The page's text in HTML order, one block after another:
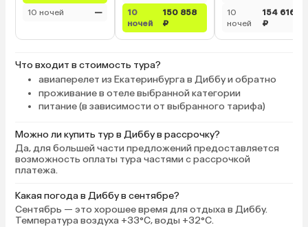
10 ночей
—
10
ночей
150 858
₽
10
ночей
154 616
₽
Что входит в стоимость тура?
авиаперелет из Екатеринбурга в Диббу и обратно
проживание в отеле выбранной категории
питание (в зависимости от выбранного тарифа)
Можно ли купить тур в Диббу в рассрочку?
Да, для большей части предложений предоставляется
возможность оплаты тура частями с рассрочкой
платежа.
Какая погода в Диббу в сентябре?
Сентябрь — это хорошее время для отдыха в Диббу.
Температура воздуха +33°C, воды +32°C.